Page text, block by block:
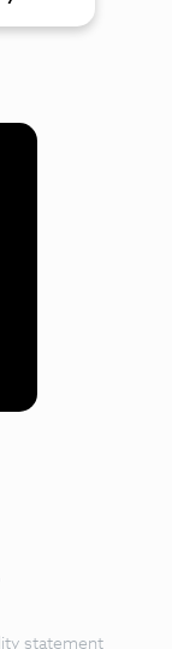
statement